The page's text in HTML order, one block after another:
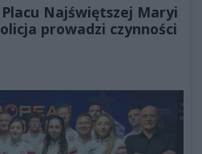
Najświętszej Maryi
prowadzi czynności